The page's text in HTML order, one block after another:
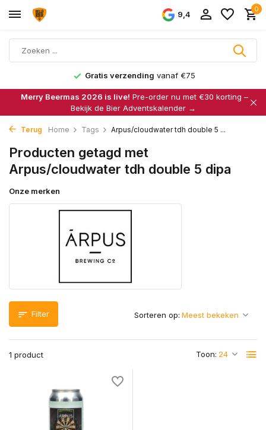
9,4
0
Gratis verzending vanaf €75
Merry Beermas 2026 is live! Pre-order nu met €30 korting –
Bekijk de Bier Adventskalender →
Terug Home Tags Arpus/cloudwater tdh double 5 ...
Producten getagd met
Arpus/cloudwater tdh double 5 dipa
Onze merken
Filter
1 product Toon:
Sorteren op: